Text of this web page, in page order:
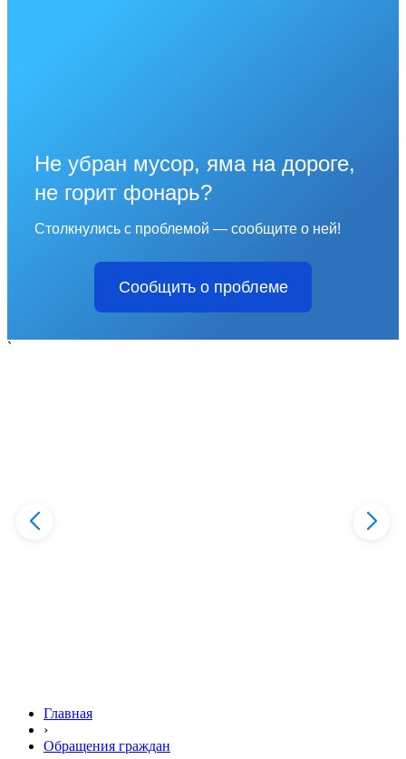
Не убран мусор, яма на дороге,
не горит фонарь?
Столкнулись с проблемой — сообщите о ней!
Сообщить о проблеме
`
Главная
›
Обращения граждан